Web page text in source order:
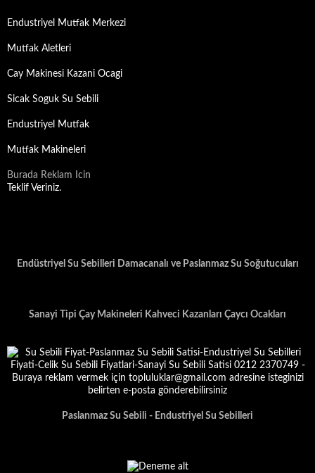
Endustriyel Mutfak Merkezi
Mutfak Aletleri
Cay Makinesi Kazani Ocagi
Sicak Soguk Su Sebili
Endustriyel Mutfak
Mutfak Makineleri
Burada Reklam Icin
Teklif Veriniz.
Endüstriyel Su Sebilleri Damacanalı ve Paslanmaz Su Soğutucuları
Sanayi Tipi Çay Makineleri Kahveci Kazanları Çaycı Ocakları
Paslanmaz Su Sebili - Endustriyel Su Sebilleri